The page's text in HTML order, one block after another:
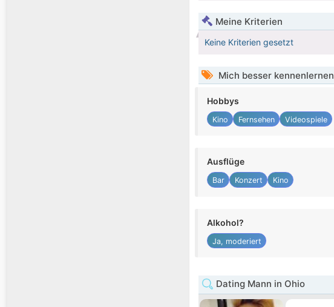
Meine Kriterien
Keine Kriterien gesetzt
Mich besser kennenlernen
Hobbys
Kino Fernsehen Videospiele
Ausflüge
Bar Konzert Kino
Alkohol?
Ja, moderiert
Dating Mann in Ohio